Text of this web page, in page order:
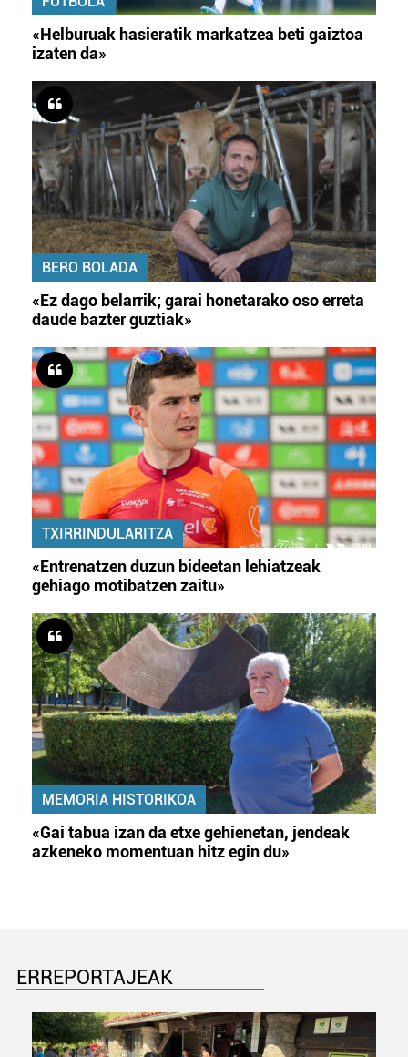
«Helburuak hasieratik markatzea beti gaiztoa
izaten da»
BERO BOLADA
«Ez dago belarrik; garai honetarako oso erreta
daude bazter guztiak»
TXIRRINDULARITZA
«Entrenatzen duzun bideetan lehiatzeak
gehiago motibatzen zaitu»
MEMORIA HISTORIKOA
«Gai tabua izan da etxe gehienetan, jendeak
azkeneko momentuan hitz egin du»
ERREPORTAJEAK